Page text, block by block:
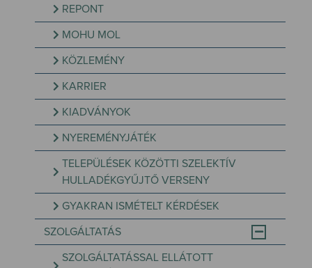
REPONT
MOHU MOL
KÖZLEMÉNY
KARRIER
KIADVÁNYOK
NYEREMÉNYJÁTÉK
TELEPÜLÉSEK KÖZÖTTI SZELEKTÍV
HULLADÉKGYŰJTŐ VERSENY
GYAKRAN ISMÉTELT KÉRDÉSEK
SZOLGÁLTATÁS
SZOLGÁLTATÁSSAL ELLÁTOTT